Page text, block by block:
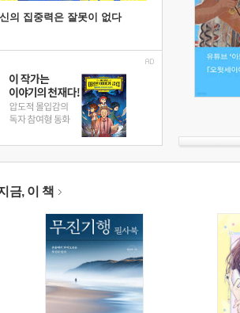
의 집중력은 잘못이 없다
금, 이 책